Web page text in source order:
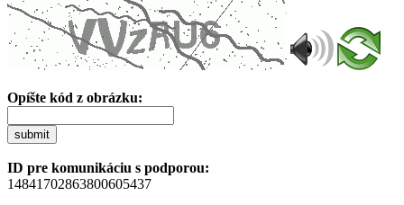
Opíšte kód z obrázku:
submit
ID pre komunikáciu s podporou:
14841702863800605437